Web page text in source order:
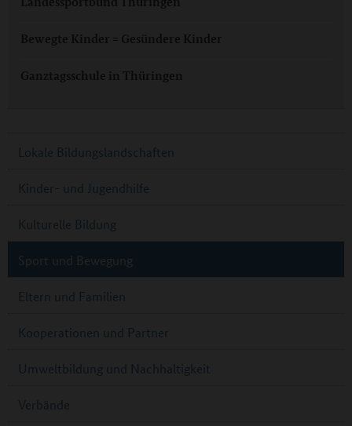
Bewegte Kinder = Gesündere Kinder
Ganztagsschule in Thüringen
Lokale Bildungslandschaften
Kinder- und Jugendhilfe
Kulturelle Bildung
Sport und Bewegung
Eltern und Familien
Kooperationen und Partner
Umweltbildung und Nachhaltigkeit
Verbände